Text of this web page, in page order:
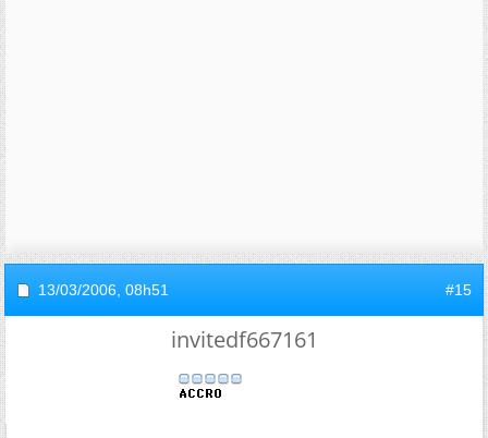
13/03/2006, 08h51 #15
invitedf667161